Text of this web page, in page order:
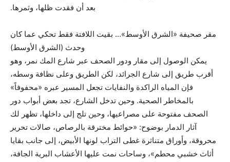
بعد أن فقدت ظلها، وثمرها.
مقر صحيفة «الشرق الأوسط»… بقيت اللافتة فقط تحكي عما كان
وحدث (الشرق الأوسط)
يمكن الوصول إلى مقار ودور الصحف عبر شارع المك نمر، وهو
أقرب طريق إلى شارع الجرائد، لكن الطريق وعلى نظافة وسطه،
فإن المياه الراكدة والنفايات تجعل المسير عبره «محفوفاً»
بالمخاطر الصحية. وحين تدخل الشارع، تجد بعض أبواب دور
الصحف مفتوحة على مصراعيها، وحين تلج إلى داخلها، تظهر لك
آثار الدمار بوضوح: «حوائط مخترقة بالرصاص، صالات تحرير
محروقة، وأوراق متناثرة غطى التراب لونها الأبيض، إلى جانب بقايا
أثاث خشبي محطم»، وساحات نمت عليها الأعشاب البرية الجافة،